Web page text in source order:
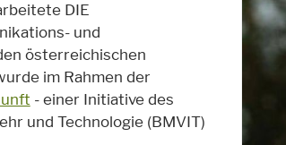
DIE
und
österreichischen
im Rahmen der
- einer Initiative des
und Technologie (BMVIT)